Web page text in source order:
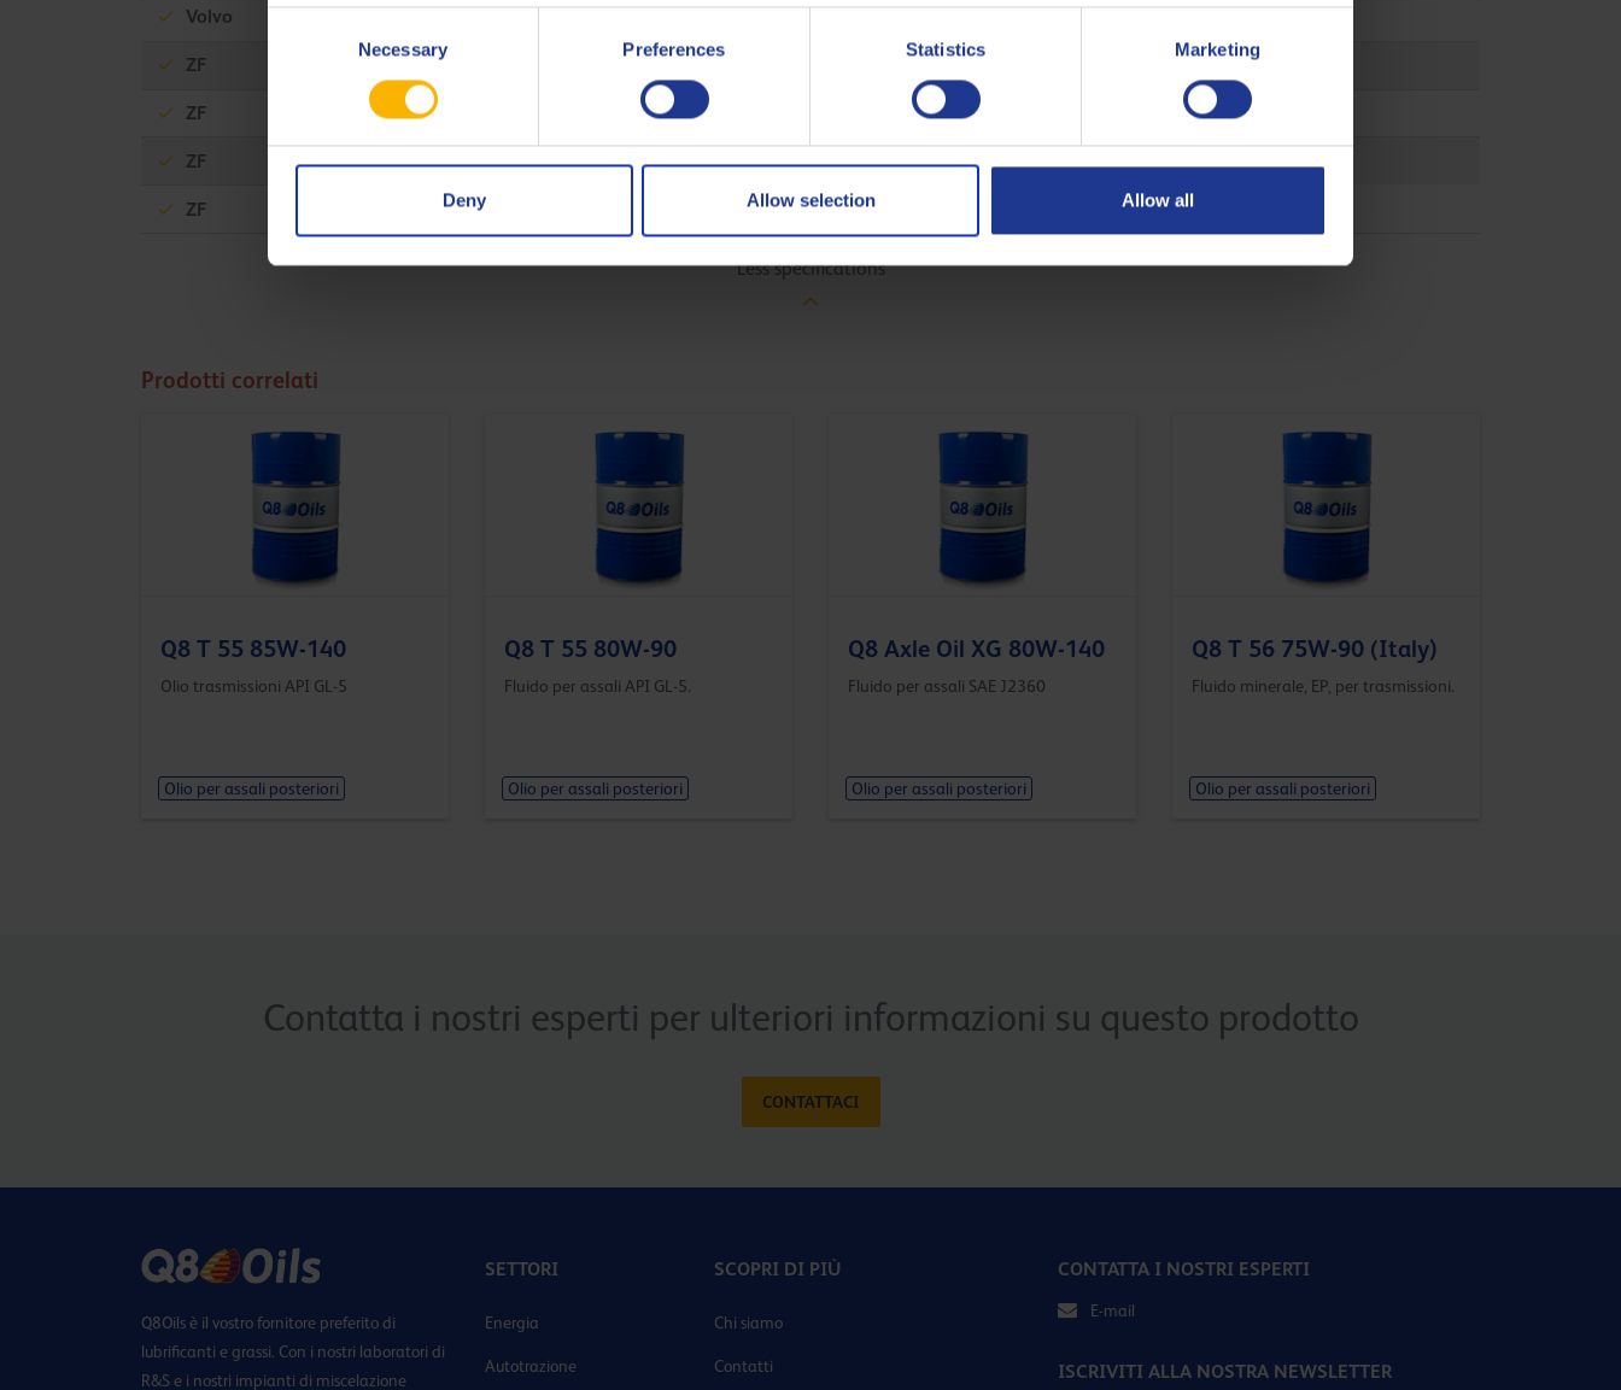
Necessary Preferences Statistics Marketing
Deny Allow selection Allow all
Volvo
ZF TE-ML 07A
ZF TE-ML 16C
ZF TE-ML 17B ZF TE-ML 19B
ZF TE-ML 21A
Less specifications
Prodotti correlati
Q8 T 55 85W-140
Olio trasmissioni API GL-5
Olio per assali posteriori
Q8 T 55 80W-90
Fluido per assali API GL-5.
Olio per assali posteriori
Q8 Axle Oil XG 80W-140
Fluido per assali SAE J2360
Olio per assali posteriori
Q8 T 56 75W-90 (Italy)
Fluido minerale, EP, per trasmissioni.
Olio per assali posteriori
Contatta i nostri esperti per ulteriori informazioni su questo prodotto
CONTATTACI
Q8Oils è il vostro fornitore preferito di
lubrificanti e grassi. Con i nostri laboratori di
R&S e i nostri impianti di miscelazione
SETTORI
Energia
Autotrazione
SCOPRI DI PIÙ
Chi siamo
Contatti
CONTATTA I NOSTRI ESPERTI
E-mail
ISCRIVITI ALLA NOSTRA NEWSLETTER